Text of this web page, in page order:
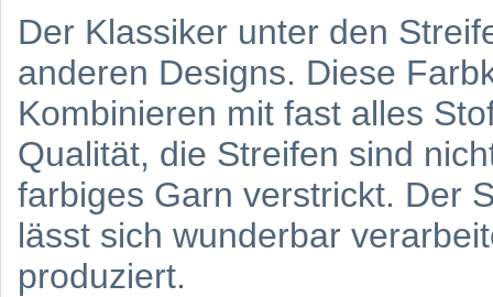
Der Klassiker unter den
anderen Designs. Diese
Kombinieren mit fast alles
Qualität, die Streifen sind
farbiges Garn verstrickt. Der
lässt sich wunderbar
produziert.